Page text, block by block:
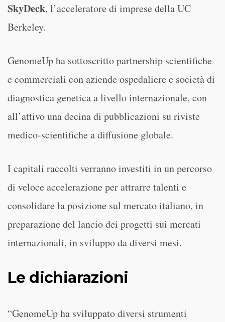
SkyDeck, l’acceleratore di imprese della UC
Berkeley.
GenomeUp ha sottoscritto partnership scientifiche
e commerciali con aziende ospedaliere e società di
diagnostica genetica a livello internazionale, con
all’attivo una decina di pubblicazioni su riviste
medico-scientifiche a diffusione globale.
I capitali raccolti verranno investiti in un percorso
di veloce accelerazione per attrarre talenti e
consolidare la posizione sul mercato italiano, in
preparazione del lancio dei progetti sui mercati
internazionali, in sviluppo da diversi mesi.
Le dichiarazioni
“GenomeUp ha sviluppato diversi strumenti